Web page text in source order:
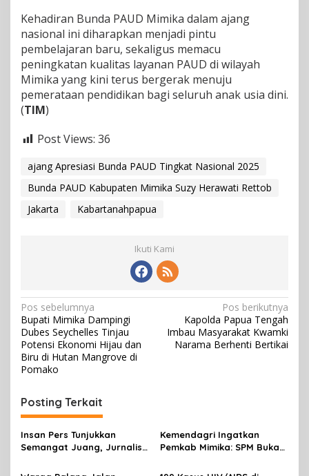
A
U
D
Kehadiran Bunda PAUD Mimika dalam ajang
nasional ini diharapkan menjadi pintu
pembelajaran baru, sekaligus memacu
peningkatan kualitas layanan PAUD di wilayah
Mimika yang kini terus bergerak menuju
pemerataan pendidikan bagi seluruh anak usia dini.
(TIM)
Post Views: 36
ajang Apresiasi Bunda PAUD Tingkat Nasional 2025
Bunda PAUD Kabupaten Mimika Suzy Herawati Rettob
Jakarta
Kabartanahpapua
Ikuti Kami
N
a
v
i
a
s
i
Pos sebelumnya
Bupati Mimika Dampingi
Dubes Seychelles Tinjau
Potensi Ekonomi Hijau dan
Biru di Hutan Mangrove di
Pomako
Pos berikutnya
Kapolda Papua Tengah
Imbau Masyarakat Kwamki
Narama Berhenti Bertikai
Posting Terkait
Insan Pers Tunjukkan
Semangat Juang, Jurnalis
Meriahkan Lomba Gerak
Kemendagri Ingatkan
Pemkab Mimika: SPM Bukan
Wujud Nyata Pelayanan